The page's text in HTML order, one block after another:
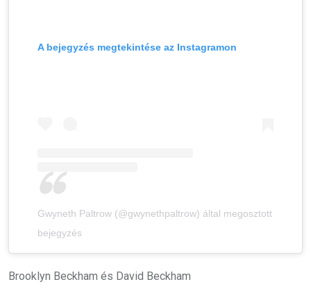
A bejegyzés megtekintése az Instagramon
Gwyneth Paltrow (@gwynethpaltrow) által megosztott
bejegyzés
Brooklyn Beckham és David Beckham